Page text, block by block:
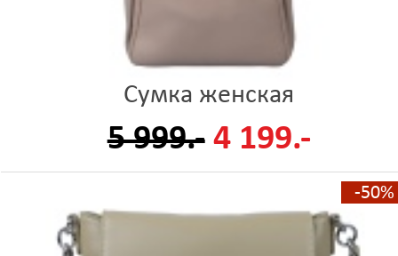
Сумка женская
5 999.- 4 199.-
-50%